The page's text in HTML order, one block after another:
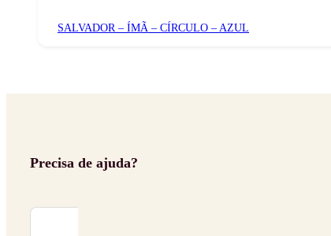
SALVADOR – ÍMÃ – CÍRCULO – AZUL
Precisa de ajuda?